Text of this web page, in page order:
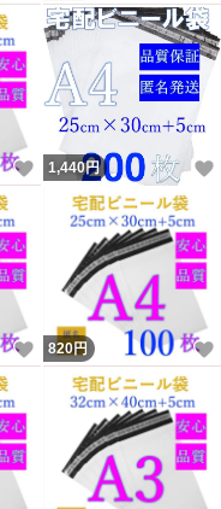
いいね！
1,440円
いいね！
820円